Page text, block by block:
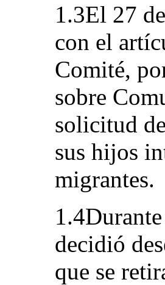
1.3El 27
con el
Comité,
sobre
solicitud
sus hijos
migrantes.
decidió
que se